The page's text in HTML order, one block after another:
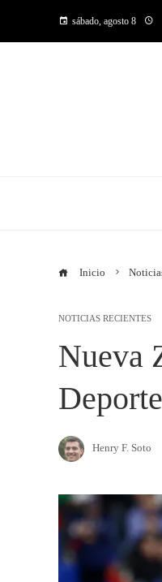
sábado, agosto 8
Inicio
NOTICIAS RECIENTES
Nueva
Henry F. Soto